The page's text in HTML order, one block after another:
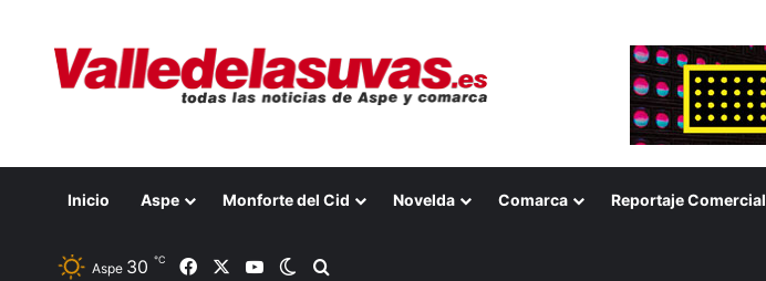
Inicio Aspe Monforte del Cid Novelda Comarca Reportaje Comercial
Aspe 30 ℃ FacebookYouTubeSwitch skin